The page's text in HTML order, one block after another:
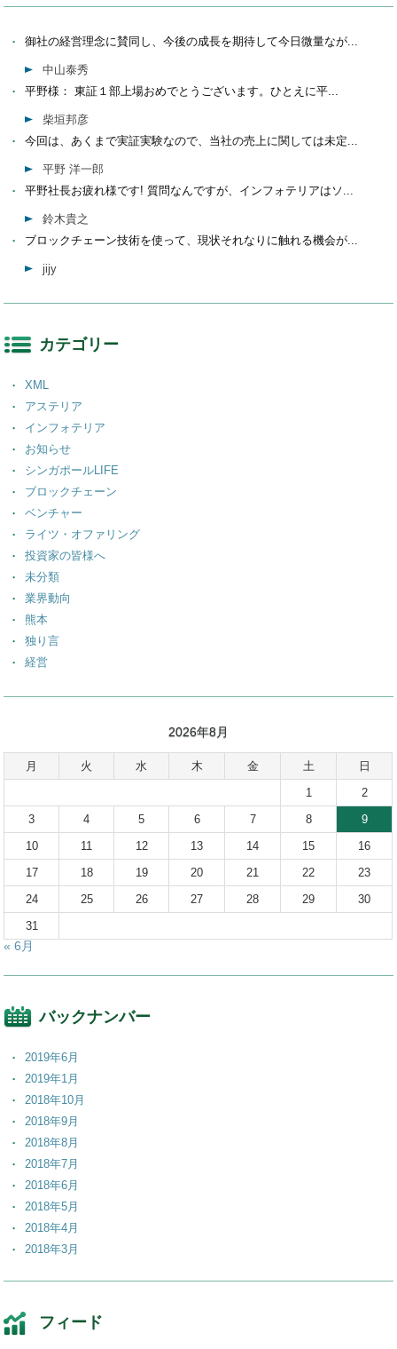
御社の経営理念に賛同し、今後の成長を期待して今日微量なが...
中山泰秀
平野様： 東証１部上場おめでとうございます。ひとえに平...
柴垣邦彦
今回は、あくまで実証実験なので、当社の売上に関しては未定...
平野 洋一郎
平野社長お疲れ様です! 質問なんですが、インフォテリアはソ...
鈴木貴之
ブロックチェーン技術を使って、現状それなりに触れる機会が...
jijy
カテゴリー
XML
アステリア
インフォテリア
お知らせ
シンガポールLIFE
ブロックチェーン
ベンチャー
ライツ・オファリング
投資家の皆様へ
未分類
業界動向
熊本
独り言
経営
2026年8月
月 火 水 木 金 土
日
1
2
3
4 5 6 7 8
9
10
11 12 13 14 15
16
17
18 19 20 21 22
23
24
25 26 27 28 29
30
31
« 6月
バックナンバー
2019年6月
2019年1月
2018年10月
2018年9月
2018年8月
2018年7月
2018年6月
2018年5月
2018年4月
2018年3月
2017年12月
2017年11月
フィード